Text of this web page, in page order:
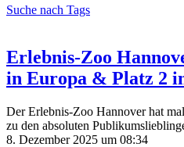
Suche nach Tags
Erlebnis-Zoo
in Europa & Platz 2
Der Erlebnis-Zoo Hannover hat
zu den absoluten
8. Dezember 2025 um 08:34